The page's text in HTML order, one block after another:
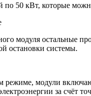
по 50 кВт, которые
модуля остальные
остановки системы.
режиме, модули
за счёт